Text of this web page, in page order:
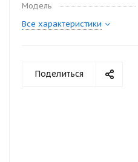
Модель
Все характеристики
Поделиться